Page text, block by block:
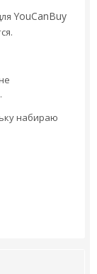
YouCanBuy
набираю